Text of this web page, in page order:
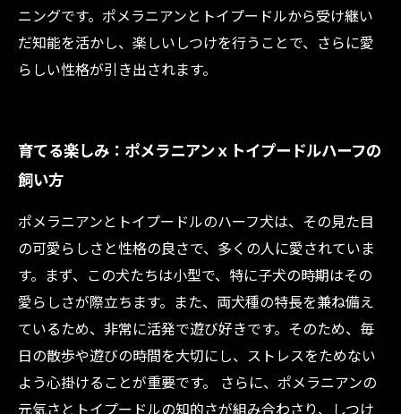
ニングです。ポメラニアンとトイプードルから受け継い
だ知能を活かし、楽しいしつけを行うことで、さらに愛
らしい性格が引き出されます。
育てる楽しみ：ポメラニアンｘトイプードルハーフの
飼い方
ポメラニアンとトイプードルのハーフ犬は、その見た目
の可愛らしさと性格の良さで、多くの人に愛されていま
す。まず、この犬たちは小型で、特に子犬の時期はその
愛らしさが際立ちます。また、両犬種の特長を兼ね備え
ているため、非常に活発で遊び好きです。そのため、毎
日の散歩や遊びの時間を大切にし、ストレスをためない
よう心掛けることが重要です。 さらに、ポメラニアンの
元気さとトイプードルの知的さが組み合わさり、しつけ